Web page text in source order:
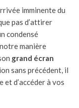
imminente du
pas d’attirer
condensé
manière
grand écran
sans précédent, il
d’accéder à vos